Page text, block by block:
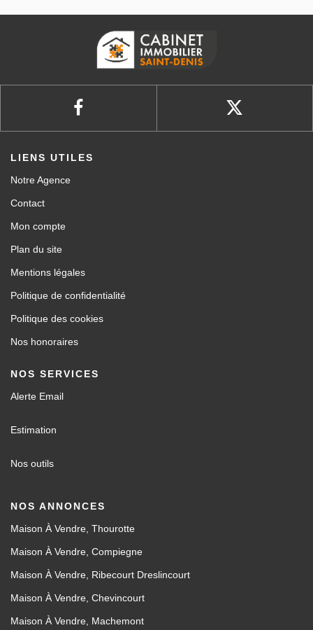
LIENS UTILES
Notre Agence
Contact
Mon compte
Plan du site
Mentions légales
Politique de confidentialité
Politique des cookies
Nos honoraires
NOS SERVICES
Alerte Email
Estimation
Nos outils
NOS ANNONCES
Maison À Vendre, Thourotte
Maison À Vendre, Compiegne
Maison À Vendre, Ribecourt Dreslincourt
Maison À Vendre, Chevincourt
Maison À Vendre, Machemont